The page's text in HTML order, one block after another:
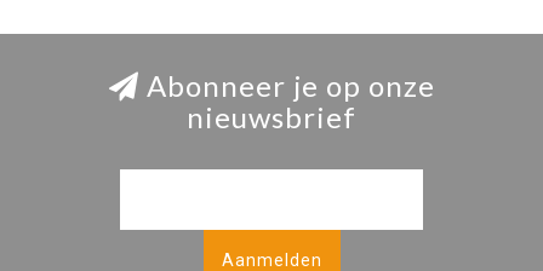
Abonneer je op onze
nieuwsbrief
Aanmelden